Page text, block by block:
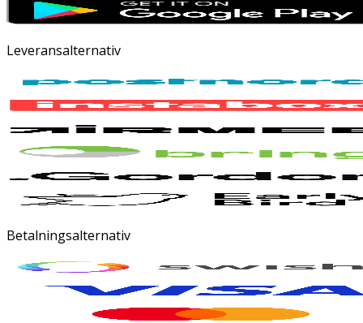
Leveransalternativ
Betalningsalternativ